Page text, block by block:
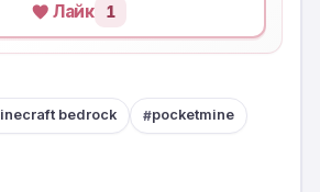
Лайк 1
bedrock pocketmine